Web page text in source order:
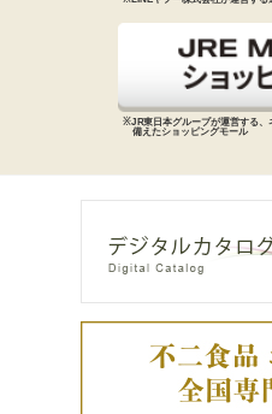
※JR東日本グループが運営する、
備えたショッピングモール